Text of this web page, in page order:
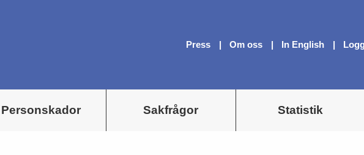
Press Om oss In English
Personskador Sakfrågor Statistik